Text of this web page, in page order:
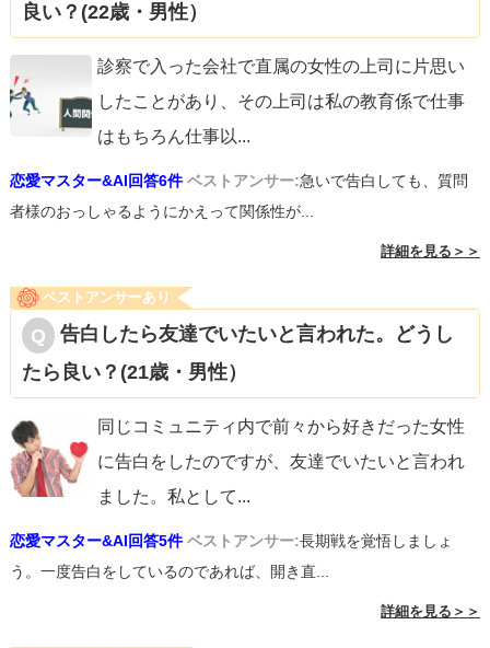
良い？(22歳・男性）
診察で入った会社で直属の女性の上司に片思い
したことがあり、その上司は私の教育係で仕事
はもちろん仕事以...
恋愛マスター&AI回答6件 ベストアンサー:急いで告白しても、質問
者様のおっしゃるようにかえって関係性が...
詳細を見る＞＞
ベストアンサーあり
告白したら友達でいたいと言われた。どうし
たら良い？(21歳・男性）
同じコミュニティ内で前々から好きだった女性
に告白をしたのですが、友達でいたいと言われ
ました。私として...
恋愛マスター&AI回答5件 ベストアンサー:長期戦を覚悟しましょ
う。一度告白をしているのであれば、開き直...
詳細を見る＞＞